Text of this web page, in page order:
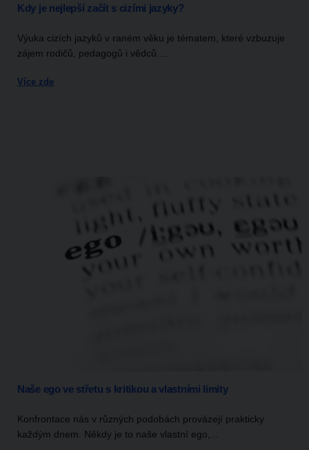
Kdy je nejlepší začít s cizími jazyky?
Výuka cizích jazyků v raném věku je tématem, které vzbuzuje
zájem rodičů, pedagogů i vědců....
Více zde
Naše ego ve střetu s kritikou a vlastními limity
Konfrontace nás v různých podobách provázejí prakticky
každým dnem. Někdy je to naše vlastní ego,...